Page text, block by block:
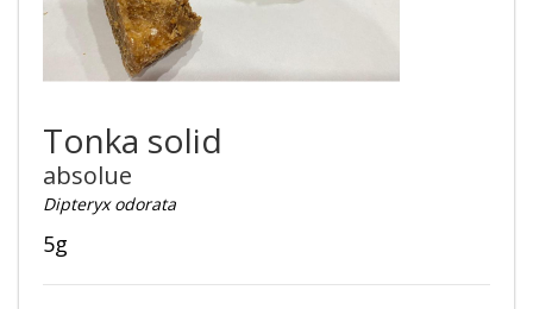
Tonka solid
absolue
Dipteryx odorata
5g